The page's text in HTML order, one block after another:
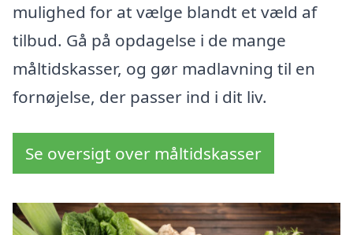
mulighed for at vælge blandt et væld af
tilbud. Gå på opdagelse i de mange
måltidskasser, og gør madlavning til en
fornøjelse, der passer ind i dit liv.
Se oversigt over måltidskasser